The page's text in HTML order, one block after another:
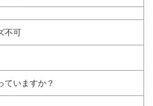
不可
ていますか？